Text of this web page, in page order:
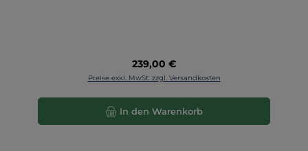
Regulärer Preis:
239,00 €
Preise exkl. MwSt. zzgl. Versandkosten
In den Warenkorb